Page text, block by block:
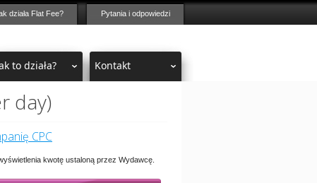
działa Flat Fee? Pytania i odpowiedzi
to działa? Kontakt
day)
CPC
kwotę ustaloną przez Wydawcę.